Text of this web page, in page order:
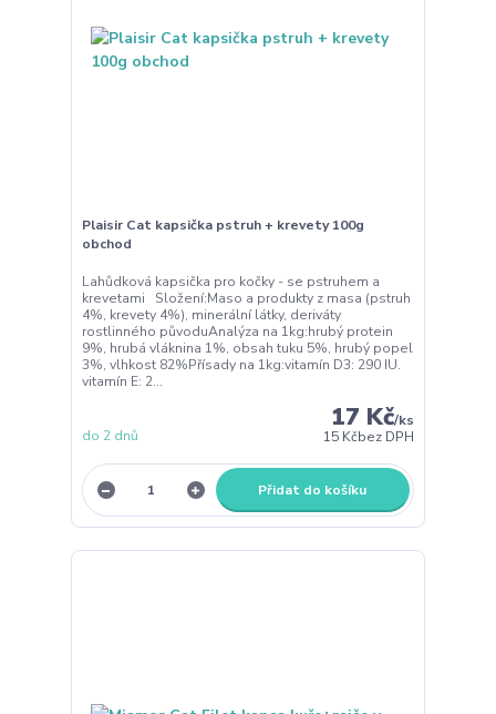
Plaisir Cat kapsička pstruh + krevety 100g
obchod
Lahůdková kapsička pro kočky - se pstruhem a
krevetami Složení:Maso a produkty z masa (pstruh
4%, krevety 4%), minerální látky, deriváty
rostlinného původuAnalýza na 1kg:hrubý protein
9%, hrubá vláknina 1%, obsah tuku 5%, hrubý popel
3%, vlhkost 82%Přísady na 1kg:vitamín D3: 290 IU.
vitamín E: 2...
17 Kč/ks
15 Kčbez DPH
do 2 dnů
Přidat do košíku